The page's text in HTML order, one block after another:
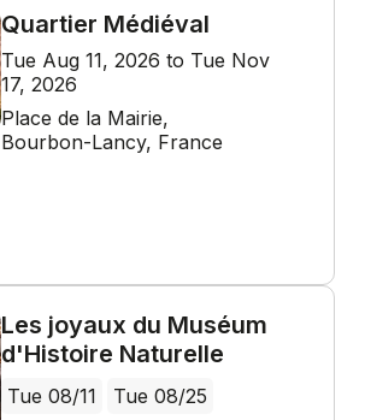
Quartier Médiéval
Tue Aug 11, 2026 to Tue Nov
17, 2026
Place de la Mairie,
Bourbon-Lancy, France
Les joyaux du Muséum
d'Histoire Naturelle
Tue 08/11
Tue 08/25